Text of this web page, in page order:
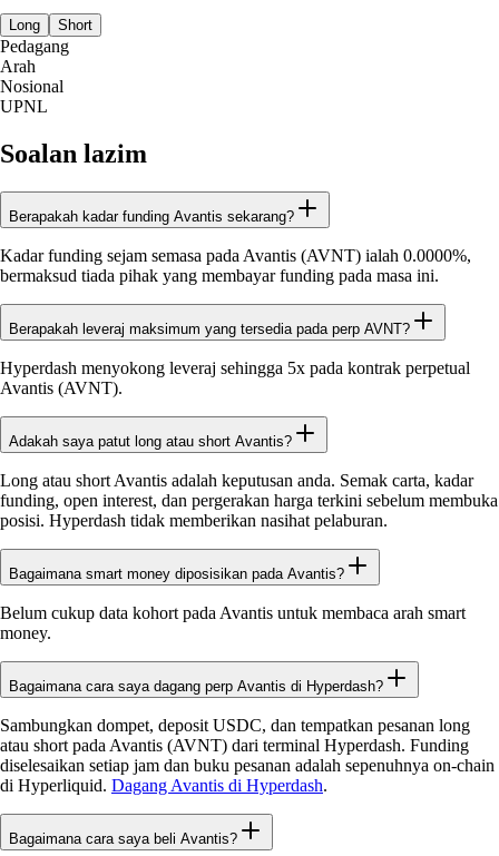
Long Short
Pedagang
Arah
Nosional
UPNL
Soalan lazim
Berapakah kadar funding Avantis sekarang?
Kadar funding sejam semasa pada Avantis (AVNT) ialah 0.0000%,
bermaksud tiada pihak yang membayar funding pada masa ini.
Berapakah leveraj maksimum yang tersedia pada perp AVNT?
Hyperdash menyokong leveraj sehingga 5x pada kontrak perpetual
Avantis (AVNT).
Adakah saya patut long atau short Avantis?
Long atau short Avantis adalah keputusan anda. Semak carta, kadar
funding, open interest, dan pergerakan harga terkini sebelum membuka
posisi. Hyperdash tidak memberikan nasihat pelaburan.
Bagaimana smart money diposisikan pada Avantis?
Belum cukup data kohort pada Avantis untuk membaca arah smart
money.
Bagaimana cara saya dagang perp Avantis di Hyperdash?
Sambungkan dompet, deposit USDC, dan tempatkan pesanan long
atau short pada Avantis (AVNT) dari terminal Hyperdash. Funding
diselesaikan setiap jam dan buku pesanan adalah sepenuhnya on-chain
di Hyperliquid. Dagang Avantis di Hyperdash.
Bagaimana cara saya beli Avantis?